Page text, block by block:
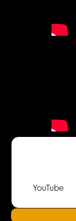
YouTube